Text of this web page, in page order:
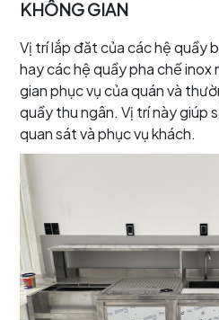
KHÔNG GIAN
Vị trí lắp đăt của các hệ quầy
hay các hệ quầy pha chế inox
gian phục vụ của quán và
quầy thu ngân. Vị trí này giúp
quan sát và phục vụ khách.